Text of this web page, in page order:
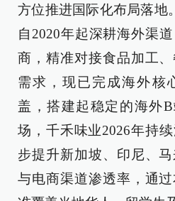
方位推进国际化布局落地
自2020年起深耕海外渠
商，精准对接食品加工
需求，现已完成海外核
盖，搭建起稳定的海外
场，千禾味业2026年持
步提升新加坡、印尼、
与电商渠道渗透率，通